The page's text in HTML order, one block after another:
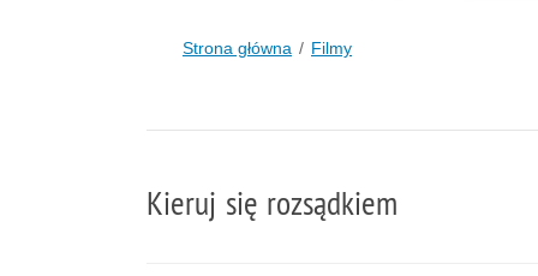
Strona główna Filmy
Kieruj się rozsądkiem